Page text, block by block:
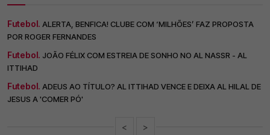
Futebol. ALERTA, BENFICA! CLUBE COM ‘MILHÕES’ FAZ PROPOSTA
POR ROGER FERNANDES
Futebol. JOÃO FÉLIX COM ESTREIA DE SONHO NO AL NASSR - AL
ITTIHAD
Futebol. ADEUS AO TÍTULO? AL ITTIHAD VENCE E DEIXA AL HILAL DE
JESUS A 'COMER PÓ'
< >